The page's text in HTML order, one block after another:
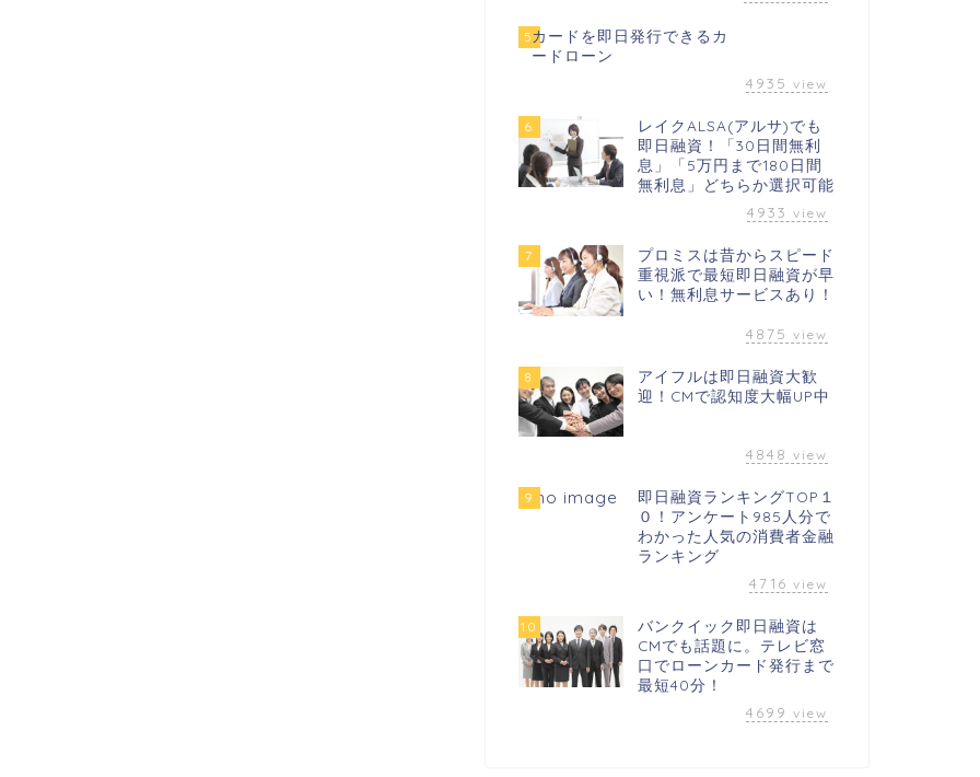
5カードを即日発行できるカ
ードローン
4935 view
6
レイクALSA(アルサ)でも
即日融資！「30日間無利
息」「5万円まで180日間
無利息」どちらか選択可能
4933 view
7
プロミスは昔からスピード
重視派で最短即日融資が早
い！無利息サービスあり！
4875 view
8
アイフルは即日融資大歓
迎！CMで認知度大幅UP中
4848 view
9
即日融資ランキングTOP１
０！アンケート985人分で
わかった人気の消費者金融
ランキング
4716 view
10
バンクイック即日融資は
CMでも話題に。テレビ窓
口でローンカード発行まで
最短40分！
4699 view